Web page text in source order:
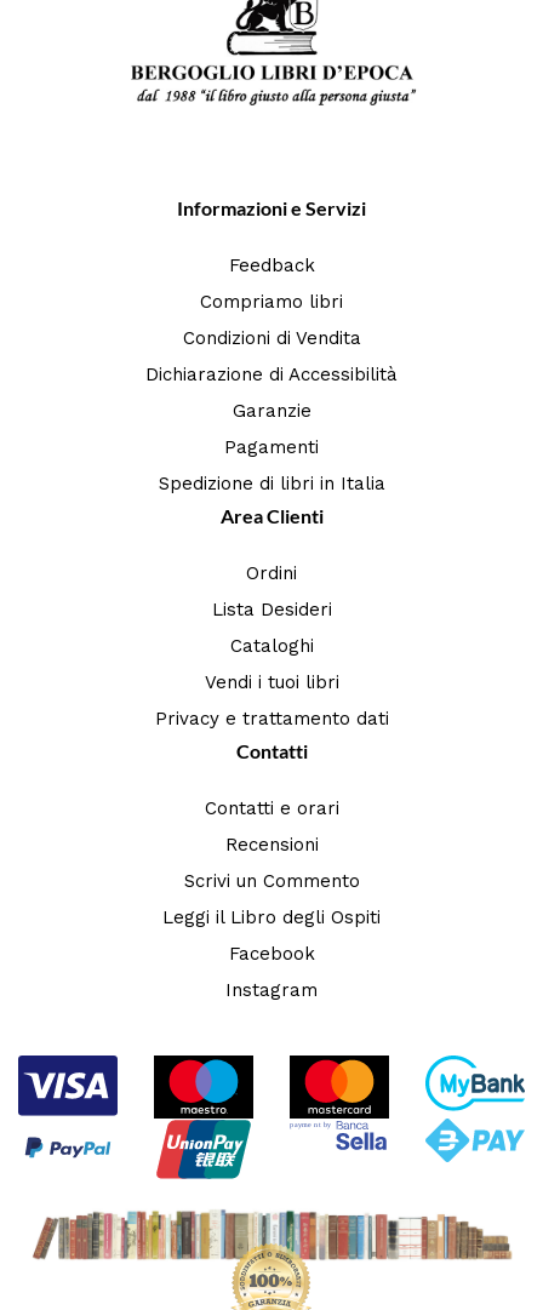
Informazioni e Servizi
Feedback
Compriamo libri
Condizioni di Vendita
Dichiarazione di Accessibilità
Garanzie
Pagamenti
Spedizione di libri in Italia
Area Clienti
Ordini
Lista Desideri
Cataloghi
Vendi i tuoi libri
Privacy e trattamento dati
Contatti
Contatti e orari
Recensioni
Scrivi un Commento
Leggi il Libro degli Ospiti
Facebook
Instagram